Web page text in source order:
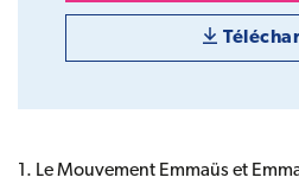
1. Le Mouvement Emmaüs et